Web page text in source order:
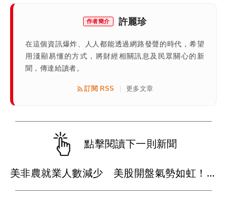
作者簡介 許麗珍
在這個資訊爆炸、人人都能透過網路發聲的時代，希望
用淺顯易懂的方式，將財經相關訊息及民眾關心的新
聞，傳達給讀者。
訂閱 RSS 更多文章
點擊閱讀下一則新聞
美非農就業人數減少 美股開盤氣勢如虹！台積電ADR上漲